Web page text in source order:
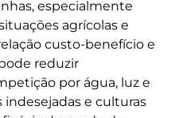
especialmente
agrícolas e
custo-benefício e
reduzir
por água, luz e
e culturas